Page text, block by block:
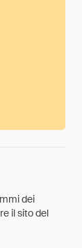
dei
il sito del